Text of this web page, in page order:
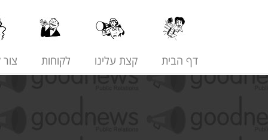
דף הבית קצת עלינו לקוחות